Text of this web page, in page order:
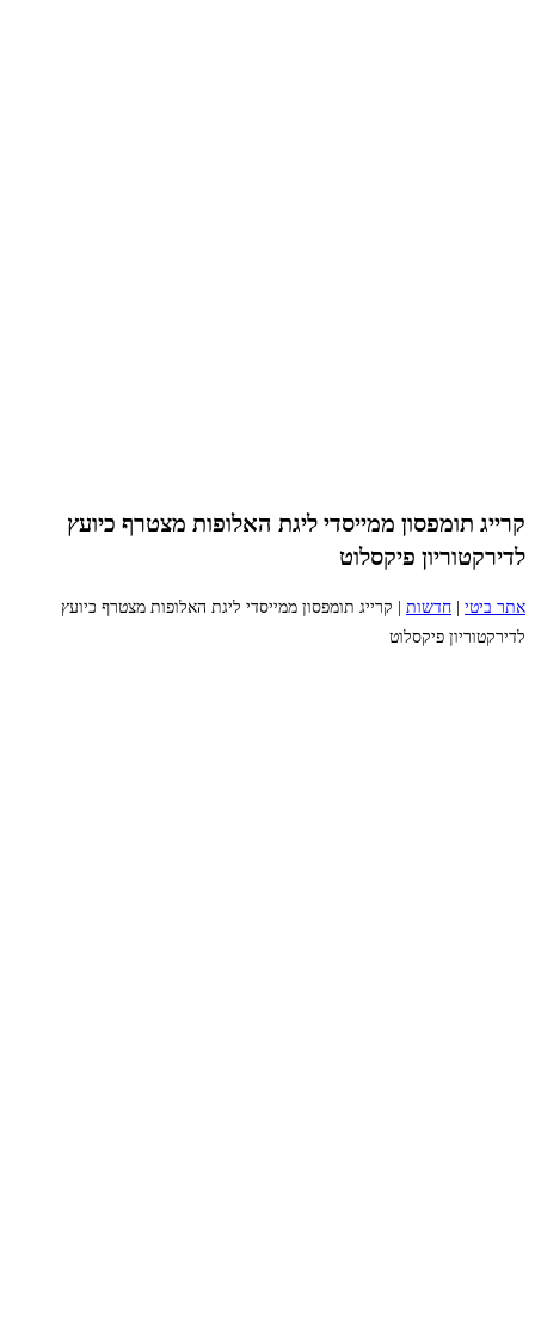
קרייג תומפסון ממייסדי ליגת האלופות מצטרף כיועץ
לדירקטוריון פיקסלוט
אתר ביטי חדשות
קרייג תומפסון ממייסדי ליגת האלופות מצטרף כיועץ
לדירקטוריון פיקסלוט